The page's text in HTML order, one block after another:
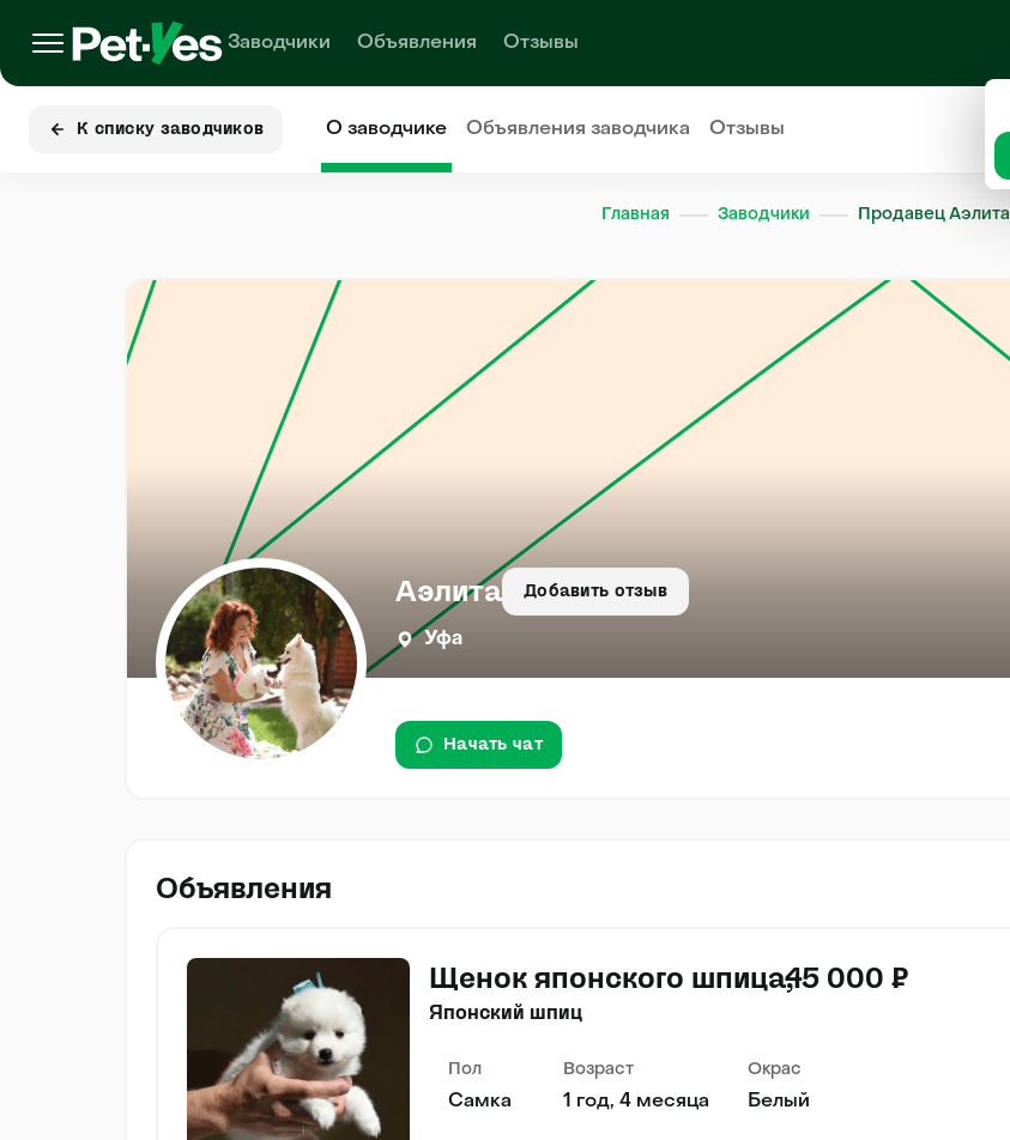
Заводчики Объявления Отзывы
К списку заводчиков О заводчике Объявлениязаводчика Отзывы
Главная Заводчики Продавец Аэлита
Аэлита Добавить отзыв
Уфа
Начать чат
Объявления
Щенок японского шпица45 000 ₽
Японский шпиц
Пол
Самка
Возраст
1 год, 4 месяца
Окрас
Белый